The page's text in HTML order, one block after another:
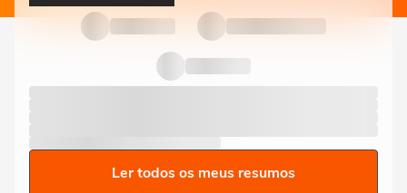
Ler todos os meus resumos